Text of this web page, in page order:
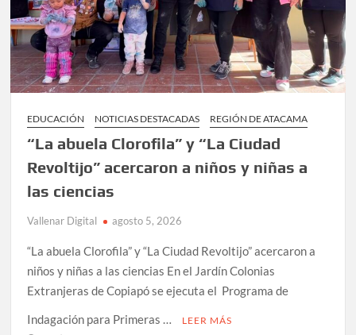
comunidades
educativas
rurales
de
Vallenar
Alto
del
EDUCACIÓN NOTICIAS DESTACADAS REGIÓN DE ATACAMA
“La abuela Clorofila” y “La Ciudad
Revoltijo” acercaron a niños y niñas a
las ciencias
Vallenar Digital agosto 5, 2026
“La abuela Clorofila” y “La Ciudad Revoltijo” acercaron a
niños y niñas a las ciencias En el Jardín Colonias
Extranjeras de Copiapó se ejecuta el Programa de
Indagación para Primeras …
LEER MÁS